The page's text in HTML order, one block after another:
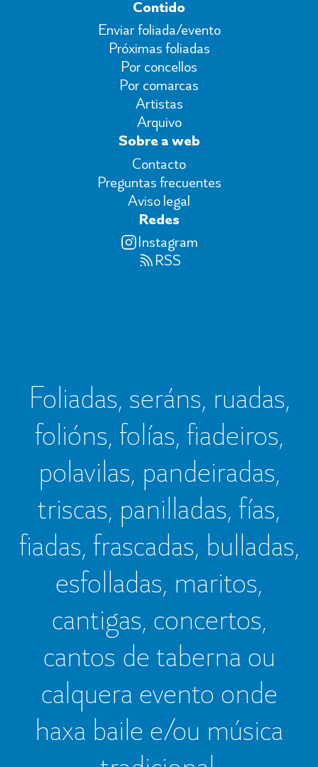
Contido
Enviar foliada/evento
Próximas foliadas
Por concellos
Por comarcas
Artistas
Arquivo
Sobre a web
Contacto
Preguntas frecuentes
Aviso legal
Redes
Instagram
RSS
Foliadas, seráns, ruadas,
folións, folías, fiadeiros,
polavilas, pandeiradas,
triscas, panilladas, fías,
fiadas, frascadas, bulladas,
esfolladas, maritos,
cantigas, concertos,
cantos de taberna ou
calquera evento onde
haxa baile e/ou música